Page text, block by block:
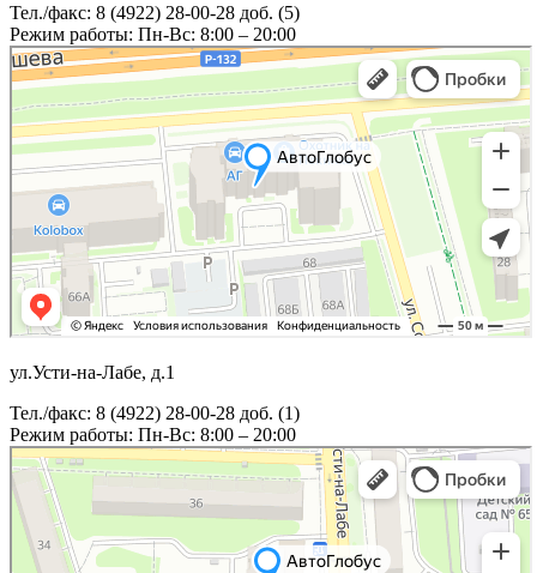
Тел./факс: 8 (4922) 28-00-28 доб. (5)
Режим работы: Пн-Вс: 8:00 – 20:00
ул.Усти-на-Лабе, д.1
Тел./факс: 8 (4922) 28-00-28 доб. (1)
Режим работы: Пн-Вс: 8:00 – 20:00